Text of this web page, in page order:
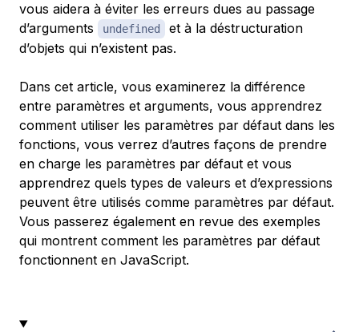
vous aidera à éviter les erreurs dues au passage
d’arguments
undefined
et à la déstructuration
d’objets qui n’existent pas.
Dans cet article, vous examinerez la différence
entre paramètres et arguments, vous apprendrez
comment utiliser les paramètres par défaut dans les
fonctions, vous verrez d’autres façons de prendre
en charge les paramètres par défaut et vous
apprendrez quels types de valeurs et d’expressions
peuvent être utilisés comme paramètres par défaut.
Vous passerez également en revue des exemples
qui montrent comment les paramètres par défaut
fonctionnent en JavaScript.